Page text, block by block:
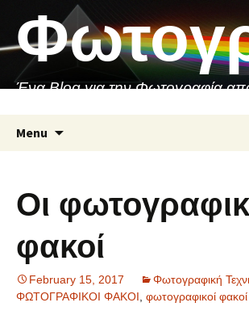
content
Ένα Blog για την Φωτογραφία
Menu
Οι
φακοί
February 15, 2017 Φωτογραφική
ΦΩΤΟΓΡΑΦΙΚΟΙ ΦΑΚΟΙ φωτογραφικοί φακοί